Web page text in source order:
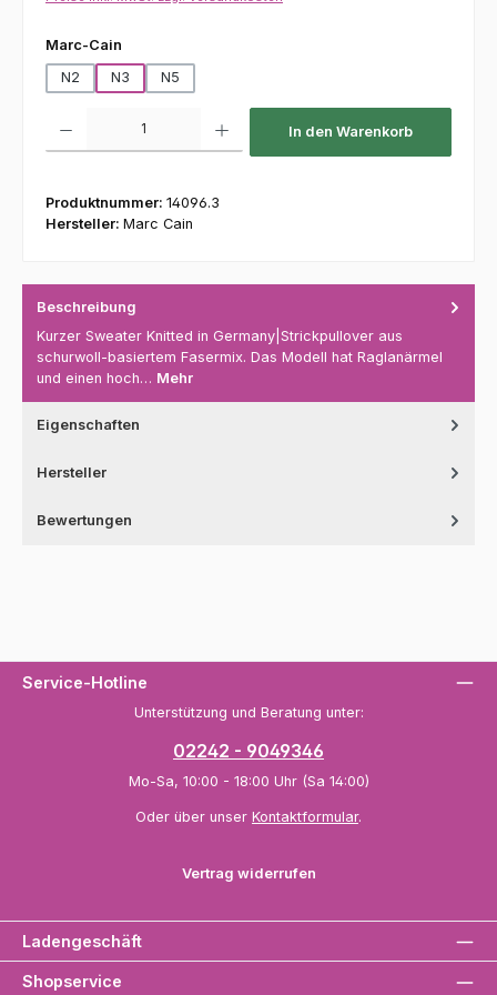
Marc-Cain
N2
N3 N5
In den Warenkorb
Produktnummer: 14096.3
Hersteller: Marc Cain
Beschreibung
Kurzer Sweater Knitted in Germany|Strickpullover aus
schurwoll-basiertem Fasermix. Das Modell hat Raglanärmel
und einen hoch… Mehr
Eigenschaften
Hersteller
Bewertungen
Service-Hotline
Unterstützung und Beratung unter:
02242 - 9049346
Mo-Sa, 10:00 - 18:00 Uhr (Sa 14:00)
Oder über unser Kontaktformular.
Vertrag widerrufen
Ladengeschäft
Shopservice